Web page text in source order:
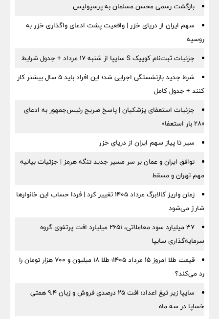
بازگشت رسمی محسن مسلمان به پرسپولیس
سهم ایران از دریای خزر | واقعیت پشت ادعای واگذاری خزر به
روسیه
جزئیات ثبت‌نام کوییک S سایپا از شنبه ۱۷ مرداد + جدول شرایط
شرط جدید بازنشستگی اجرایی شد؛ این افراد باید ۵ سال بیشتر کار
کنند + جدول کامل
جزئیات استعفای پزشکیان | پاسخ صریح رئیس‌جمهور به ادعای
«۲۸ بار استعفا»
سیر تا پیاز سهم ایران از دریای خزر
توافق ایران و عمان بر سر مسیر جدید تنگه هرمز | جزئیات بیانیه
مهم تهران و مسقط
زمان واریز کالابرگ مرداد ۱۴۰۵ تغییر کرد | فردا حساب این خانوارها
شارژ می‌شود
۳۷ میلیارد سود معاملاتی، ۲۶۵۱ میلیارد افت پرتفوی گروه
سرمایه‌گذاری سایپا
قیمت طلا امروز ۱۵ مرداد ۱۴۰۵؛ طلا ۱۸ میلیون و ۷۰۰ هزار تومان را
رد می‌کند؟
سایپا زیر تیغ اعداد؛ افت ۲۵ درصدی فروش و زیان ۹.۴ همتی
خساپا در سه ماه